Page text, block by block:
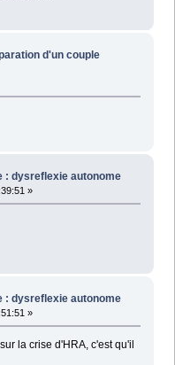
d'un couple
: dysreflexie autonome
»
: dysreflexie autonome
»
la crise d'HRA, c'est qu'il